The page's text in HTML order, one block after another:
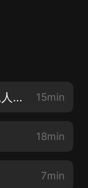
13歲獨自離開家，現在卻要把親人告上法庭 15min
18min
7min